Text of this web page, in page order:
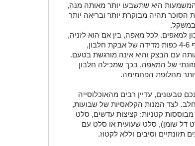
היא שתשבעו יותר מאותה מנה,
הסוכר תהיה מבוקרת יותר ובריאה יותר
במשקל.
למאפים. לכל מאפה, בין אם הוא לזניה,
פיצה, או מאפה גבינות, ניתן להוסיף 4-6 כפות מדידה של אבקת חלבון,
עם הבצק והיא אינה מורגשת בטעם.
של המאפה, בכך שמכילה חלבון
מחלופת הפחמימה.
טבעונים, עדיין רבים מהאוכלוסייה
לצד המנות הקלאסיות של שבועות,
מבוססות קטניות: קציצות עדשים, סלט
דל שומן), סלט שעועית או סלט עם
תזונתיים וסיבים וללא לקטוז.